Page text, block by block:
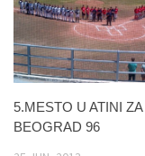
5.MESTO U ATINI ZA
BEOGRAD 96